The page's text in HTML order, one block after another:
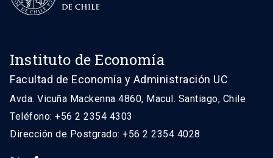
Instituto de Economía
Facultad de Economía y Administración UC
Avda. Vicuña Mackenna 4860, Macul. Santiago, Chile
Teléfono: +56 2 2354 4303
Dirección de Postgrado: +56 2 2354 4028